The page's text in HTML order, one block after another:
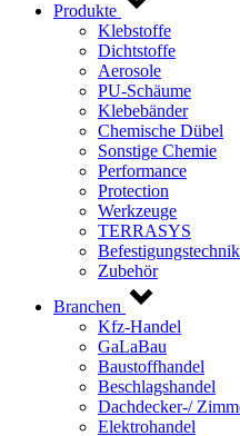
Produkte
Klebstoffe
Dichtstoffe
Aerosole
PU-Schäume
Klebebänder
Chemische Dübel
Sonstige Chemie
Performance
Protection
Werkzeuge
TERRASYS
Befestigungstechnik
Zubehör
Branchen
Kfz-Handel
GaLaBau
Baustoffhandel
Beschlagshandel
Dachdecker-/
Elektrohandel